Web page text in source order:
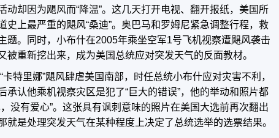
动却因为飓风而“降温”。这几天打开电视、翻开报纸，美国所
史上最严重的飓风“桑迪”。奥巴马和罗姆尼紧急调整行程，救
题。同时，小布什在2005年乘坐空军1号飞机视察遭飓风袭击
被重新挖出来，成为美国总统应对突发天气的反面教材。
特里娜”飓风肆虐美国南部，时任总统小布什应对灾害不利，
承认他乘机视察灾区是犯了“巨大的错误”，他的举动和照片都
没有爱心”。这张具有讽刺意味的照片在美国大选前再次翻出
就是处理突发天气在某种程度上决定了总统选举的选票结果。